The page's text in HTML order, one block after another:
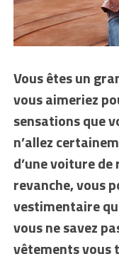
Vous êtes un
vous aimeriez
sensations que
n’allez
d’une voiture
revanche, vous
vestimentaire
vous ne savez
vêtements vous